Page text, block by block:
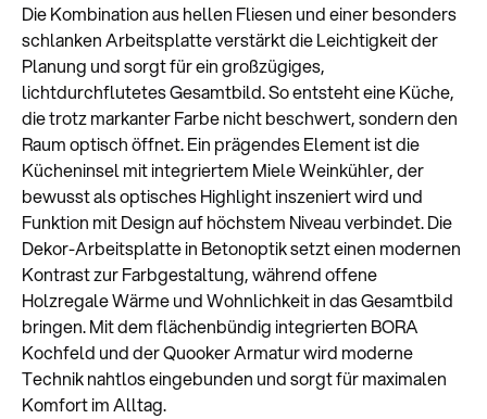
Die Kombination aus hellen Fliesen und einer besonders
schlanken Arbeitsplatte verstärkt die Leichtigkeit der
Planung und sorgt für ein großzügiges,
lichtdurchflutetes Gesamtbild. So entsteht eine Küche,
die trotz markanter Farbe nicht beschwert, sondern den
Raum optisch öffnet. Ein prägendes Element ist die
Kücheninsel mit integriertem Miele Weinkühler, der
bewusst als optisches Highlight inszeniert wird und
Funktion mit Design auf höchstem Niveau verbindet. Die
Dekor-Arbeitsplatte in Betonoptik setzt einen modernen
Kontrast zur Farbgestaltung, während offene
Holzregale Wärme und Wohnlichkeit in das Gesamtbild
bringen. Mit dem flächenbündig integrierten BORA
Kochfeld und der Quooker Armatur wird moderne
Technik nahtlos eingebunden und sorgt für maximalen
Komfort im Alltag.